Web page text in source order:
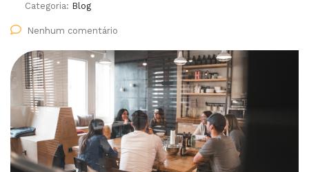
Categoria: Blog
Nenhum comentário